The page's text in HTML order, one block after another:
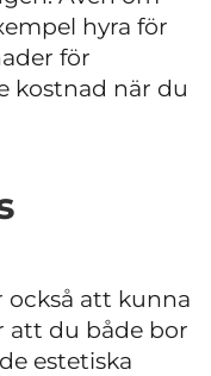
hyra för
för
kostnad när du
också att kunna
att du både bor
estetiska